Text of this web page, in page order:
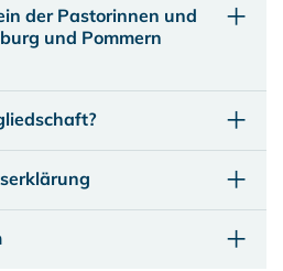
der Pastorinnen und
und Pommern